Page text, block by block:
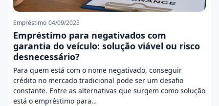
Empréstimo 04/09/2025
Empréstimo para negativados com
garantia do veículo: solução viável ou risco
desnecessário?
Para quem está com o nome negativado, conseguir
crédito no mercado tradicional pode ser um desafio
constante. Entre as alternativas que surgem como solução
está o empréstimo para…